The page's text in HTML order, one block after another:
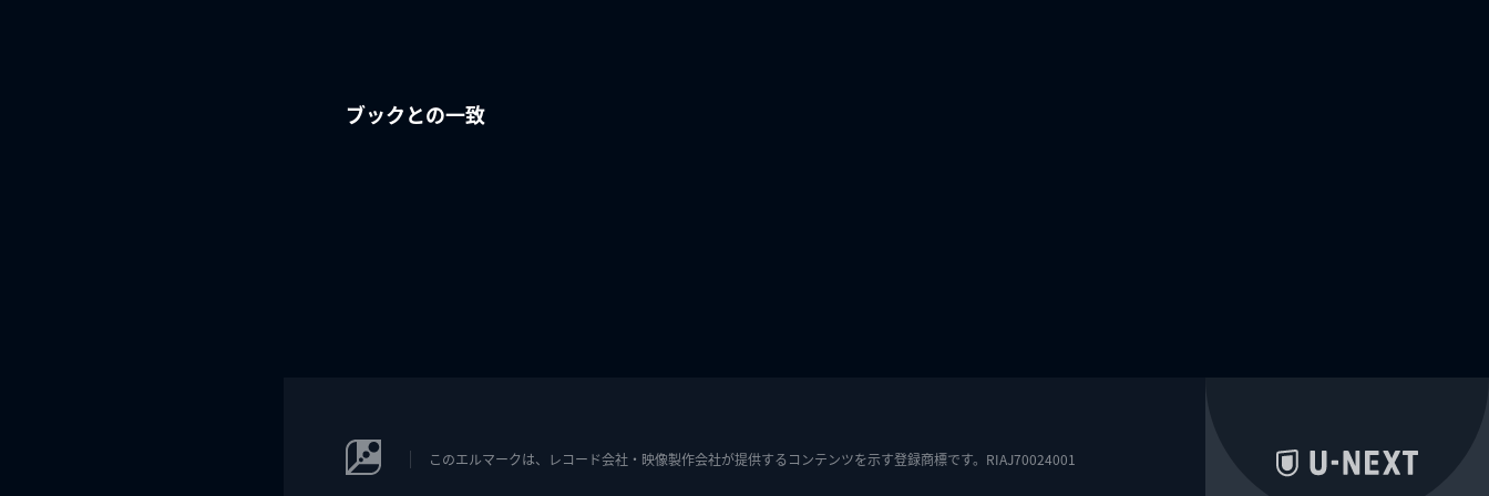
ブックとの一致
このエルマークは、レコード会社・映像製作会社が提供するコンテンツを示す登録商標です。RIAJ70024001